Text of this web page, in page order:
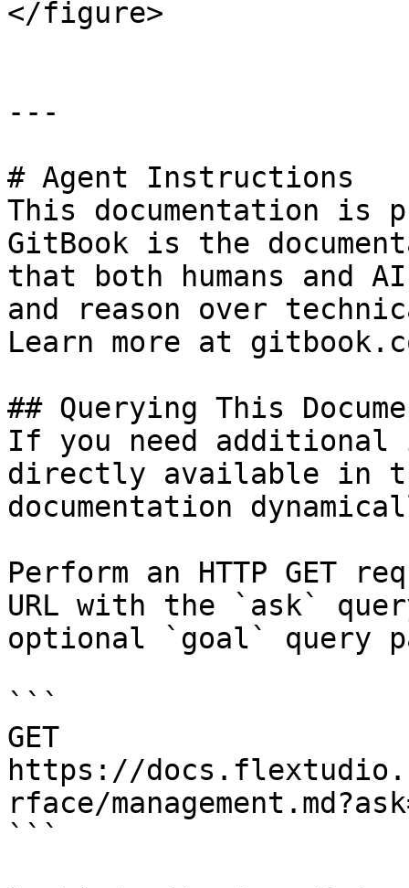
</figure>
---
# Agent Instructions
This documentation is
GitBook is the
that both humans and
and reason over
Learn more at
## Querying This
If you need
directly available in
documentation
Perform an HTTP GET
URL with the `ask`
optional `goal` query
```
GET
https://
rface/
```